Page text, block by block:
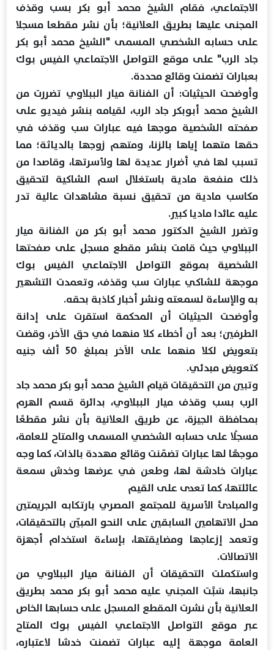
الاجتماعي، فقام الشيخ محمد أبو بكر بسب وقذف
المجنى عليها بطريق العلانية؛ بأن نشر مقطعا مسجلا
على حسابه الشخصي المسمى "الشيخ محمد أبو بكر
جاد الرب" على موقع التواصل الاجتماعي الفيس بوك
بعبارات تضمنت وقائع محددة.
وأوضحت الحيثيات: أن الفنانة ميار الببلاوي تضررت من
الشيخ محمد أبوبكر جاد الرب، لقيامه بنشر فيديو على
صفحته الشخصية موجها فيه عبارات سب وقذف في
حقها متهما إياها بالزنا، ومتهم زوجها بالدياثة؛ مما
تسبب لها في أضرار عديدة لها ولأسرتها، وقاصدا من
ذلك منفعة مادية باستغلال اسم الشاكية لتحقيق
مكاسب مادية من تحقيق نسبة مشاهدات عالية تدر
عليه عائدا ماديا كبير.
وتضرر الشيخ الدكتور محمد أبو بكر من الفنانة ميار
الببلاوي حيث قامت بنشر مقطع مسجل على صفحتها
الشخصية بموقع التواصل الاجتماعي الفيس بوك
موجهة للشاكي عبارات سب وقذف، وتعمدت التشهير
به والإساءة لسمعته ونشر أخبار كاذبة بحقه.
وأوضحت الحيثيات أن المحكمة استقرت على إدانة
الطرفين؛ بعد أن أخطاء كلا منهما في حق الآخر، وقضت
بتعويض لكلا منهما على الآخر بمبلغ 50 ألف جنيه
كتعويض مبدئي.
وتبين من التحقيقات قيام الشيخ محمد أبو بكر محمد جاد
الرب بسب وقذف ميار الببلاوي، بدائرة قسم الهرم
بمحافظة الجيزة، عن طريق العلانية بأن نشر مقطعًا
مسجلًا على حسابه الشخصي المسمى والمتاح للعامة،
موجهًا لها عبارات تضمّنت وقائع مهددة بالذات، كما وجه
عبارات خادشة لها، وطعن في عرضها وخدش سمعة
عائلتها، كما تعدى على القيم
والمبادئ الأسرية للمجتمع المصري بارتكابه الجريمتين
محل الاتهامين السابقين على النحو المبيّن بالتحقيقات،
وتعمد إزعاجها ومضايقتها، بإساءة استخدام أجهزة
الاتصالات.
واستكملت التحقيقات أن الفنانة ميار الببلاوي من
جانبها، سَبَّت المجني عليه محمد أبو بكر محمد بطريق
العلانية بأن نشرت المقطع المسجل على حسابها الخاص
عبر موقع التواصل الاجتماعي الفيس بوك المتاح
العامة موجهة إليه عبارات تضمنت خدشا لاعتباره،